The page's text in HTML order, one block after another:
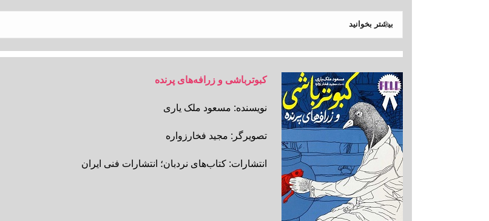
بیشتر بخوانید
کبوترباشی و زرافه‌های پرنده
نویسنده: مسعود ملک یاری
تصویرگر: مجید فخارزواره
انتشارات: کتاب‌های نردبان؛ انتشارات فنی ایران